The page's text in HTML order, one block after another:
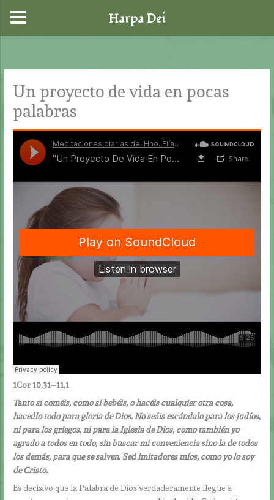
contenido
Un proyecto de vida en pocas
palabras
1Cor 10,31–11,1
Tanto si coméis, como si bebéis, o hacéis cualquier otra cosa,
hacedlo todo para gloria de Dios. No seáis escándalo para los judíos,
ni para los griegos, ni para la Iglesia de Dios, como también yo
agrado a todos en todo, sin buscar mi conveniencia sino la de todos
los demás, para que se salven. Sed imitadores míos, como yo lo soy
de Cristo.
Es decisivo que la Palabra de Dios verdaderamente llegue a
Harpa Dei